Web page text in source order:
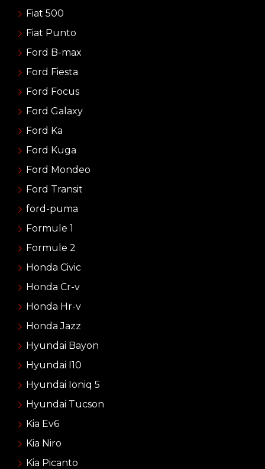
Fiat 500
Fiat Punto
Ford B-max
Ford Fiesta
Ford Focus
Ford Galaxy
Ford Ka
Ford Kuga
Ford Mondeo
Ford Transit
ford-puma
Formule 1
Formule 2
Honda Civic
Honda Cr-v
Honda Hr-v
Honda Jazz
Hyundai Bayon
Hyundai I10
Hyundai Ioniq 5
Hyundai Tucson
Kia Ev6
Kia Niro
Kia Picanto